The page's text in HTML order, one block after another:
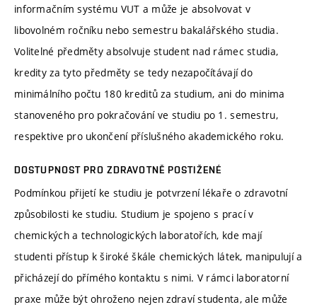
informačním systému VUT a může je absolvovat v
libovolném ročníku nebo semestru bakalářského studia.
Volitelné předměty absolvuje student nad rámec studia,
kredity za tyto předměty se tedy nezapočítávají do
minimálního počtu 180 kreditů za studium, ani do minima
stanoveného pro pokračování ve studiu po 1. semestru,
respektive pro ukončení příslušného akademického roku.
DOSTUPNOST PRO ZDRAVOTNĚ POSTIŽENÉ
Podmínkou přijetí ke studiu je potvrzení lékaře o zdravotní
způsobilosti ke studiu. Studium je spojeno s prací v
chemických a technologických laboratořích, kde mají
studenti přístup k široké škále chemických látek, manipulují a
přicházejí do přímého kontaktu s nimi. V rámci laboratorní
praxe může být ohroženo nejen zdraví studenta, ale může